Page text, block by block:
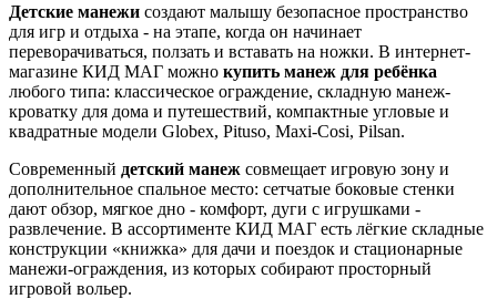
Детские манежи создают малышу безопасное пространство
для игр и отдыха - на этапе, когда он начинает
переворачиваться, ползать и вставать на ножки. В интернет-
магазине КИД МАГ можно купить манеж для ребёнка
любого типа: классическое ограждение, складную манеж-
кроватку для дома и путешествий, компактные угловые и
квадратные модели Globex, Pituso, Maxi-Cosi, Pilsan.
Современный детский манеж совмещает игровую зону и
дополнительное спальное место: сетчатые боковые стенки
дают обзор, мягкое дно - комфорт, дуги с игрушками -
развлечение. В ассортименте КИД МАГ есть лёгкие складные
конструкции «книжка» для дачи и поездок и стационарные
манежи-ограждения, из которых собирают просторный
игровой вольер.